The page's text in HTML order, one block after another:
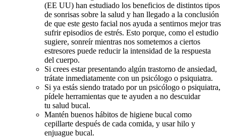
(EE UU) han estudiado los beneficios de distintos tipos
de sonrisas sobre la salud y han llegado a la conclusión
de que este gesto facial nos ayuda a sentirnos mejor tras
sufrir episodios de estrés. Esto porque, como el estudio
sugiere, sonreír mientras nos sometemos a ciertos
estresores puede reducir la intensidad de la respuesta
del cuerpo.
Si crees estar presentando algún trastorno de ansiedad,
trátate inmediatamente con un psicólogo o psiquiatra.
Si ya estás siendo tratado por un psicólogo o psiquiatra,
pídele herramientas que te ayuden a no descuidar
tu salud bucal.
Mantén buenos hábitos de higiene bucal como
cepillarte después de cada comida, y usar hilo y
enjuague bucal.